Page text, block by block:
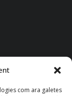
com ara galetes